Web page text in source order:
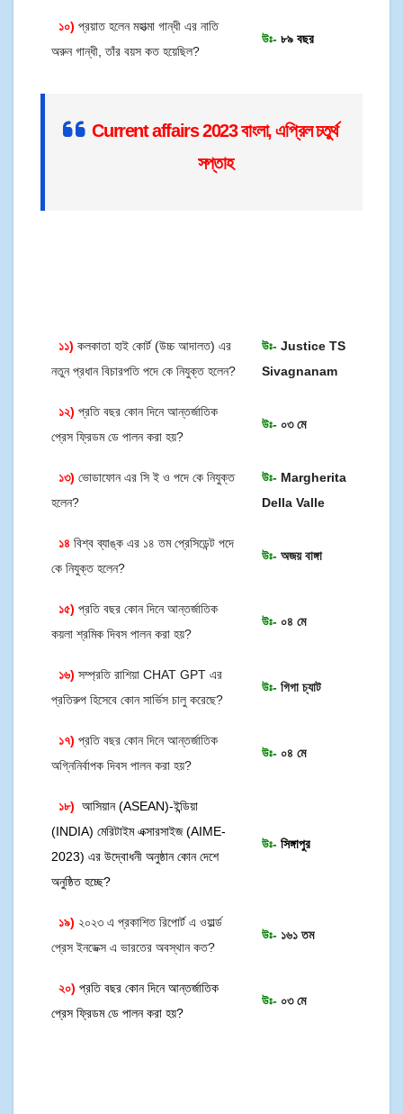
১০) প্রয়াত হলেন মহাত্মা গান্ধী এর নাতি
অরুন গান্ধী, তাঁর বয়স কত হয়েছিল?
উঃ- ৮৯ বছর
Current affairs 2023 বাংলা, এপ্রিল চতুর্থ
সপ্তাহ
১১) কলকাতা হাই কোর্ট (উচ্চ আদালত) এর
নতুন প্রধান বিচারপতি পদে কে নিযুক্ত হলেন?
উঃ- Justice TS
Sivagnanam
১২) প্রতি বছর কোন দিনে আন্তর্জাতিক
প্রেস ফ্রিডম ডে পালন করা হয়?
উঃ- ০৩ মে
১৩) ভোডাফোন এর সি ই ও পদে কে নিযুক্ত
হলেন?
উঃ- Margherita
Della Valle
১৪ বিশ্ব ব্যাঙ্ক এর ১৪ তম প্রেসিডেন্ট পদে
কে নিযুক্ত হলেন?
উঃ- অজয় বাঙ্গা
১৫) প্রতি বছর কোন দিনে আন্তর্জাতিক
কয়লা শ্রমিক দিবস পালন করা হয়?
উঃ- ০৪ মে
১৬) সম্প্রতি রাশিয়া CHAT GPT এর
প্রতিরুপ হিসেবে কোন সার্ভিস চালু করেছে?
উঃ- গিগা চ্যাট
১৭) প্রতি বছর কোন দিনে আন্তর্জাতিক
অগ্নিনির্বাপক দিবস পালন করা হয়?
উঃ- ০৪ মে
১৮) আসিয়ান (ASEAN)-ইন্ডিয়া
(INDIA) মেরিটাইম এক্সারসাইজ (AIME-
2023) এর উদ্বোধনী অনুষ্ঠান কোন দেশে
অনুষ্ঠিত হচ্ছে?
উঃ- সিঙ্গাপুর
১৯) ২০২৩ এ প্রকাশিত রিপোর্ট এ ওয়ার্ল্ড
প্রেস ইনডেক্স এ ভারতের অবস্থান কত?
উঃ- ১৬১ তম
২০) প্রতি বছর কোন দিনে আন্তর্জাতিক
প্রেস ফ্রিডম ডে পালন করা হয়?
উঃ- ০৩ মে